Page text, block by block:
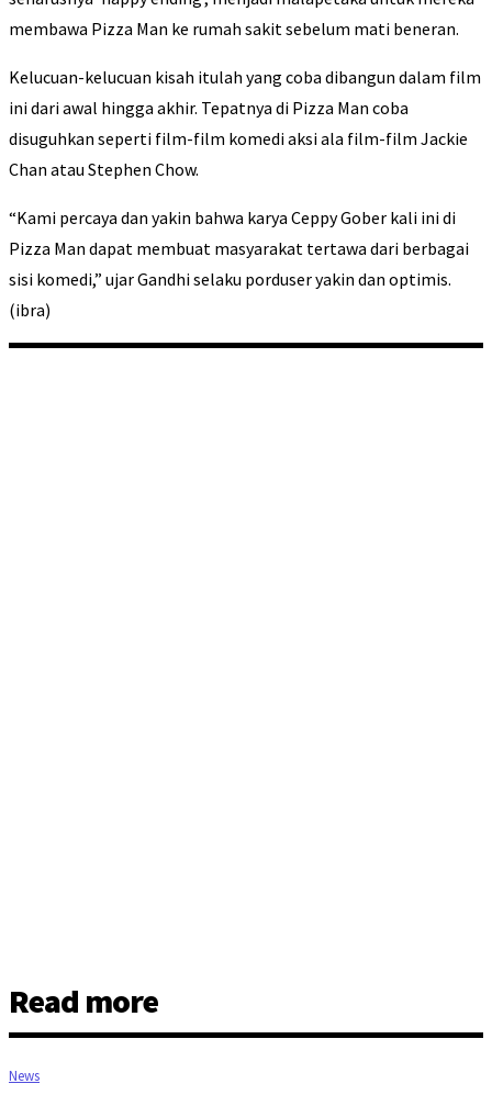
membawa Pizza Man ke rumah sakit sebelum mati beneran.
Kelucuan-kelucuan kisah itulah yang coba dibangun dalam film
ini dari awal hingga akhir. Tepatnya di Pizza Man coba
disuguhkan seperti film-film komedi aksi ala film-film Jackie
Chan atau Stephen Chow.
“Kami percaya dan yakin bahwa karya Ceppy Gober kali ini di
Pizza Man dapat membuat masyarakat tertawa dari berbagai
sisi komedi,” ujar Gandhi selaku porduser yakin dan optimis.
(ibra)
Read more
News